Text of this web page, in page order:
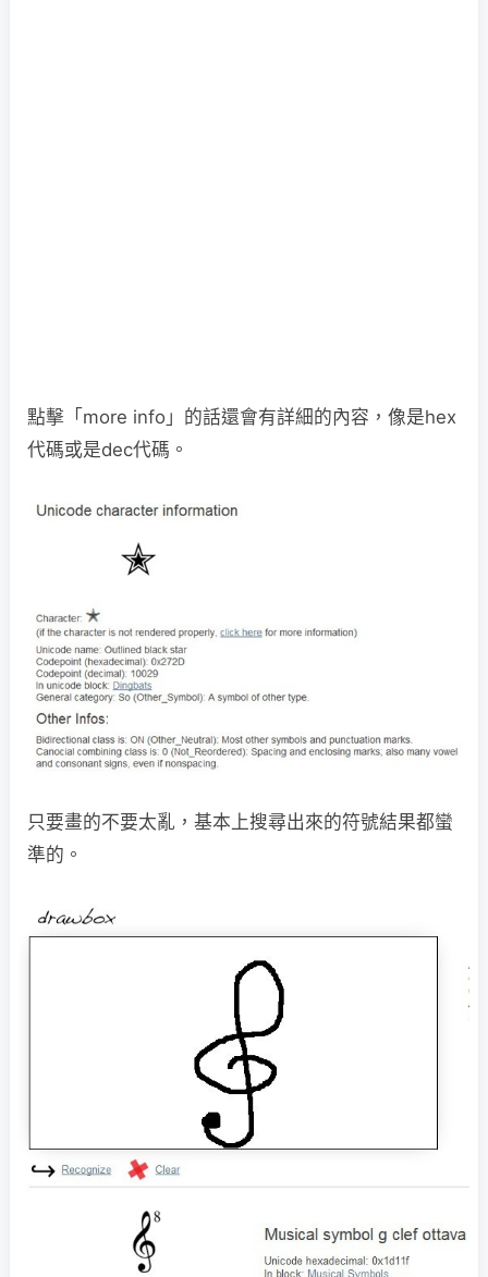
點擊「more info」的話還會有詳細的內容，像是hex
代碼或是dec代碼。
只要畫的不要太亂，基本上搜尋出來的符號結果都蠻
準的。